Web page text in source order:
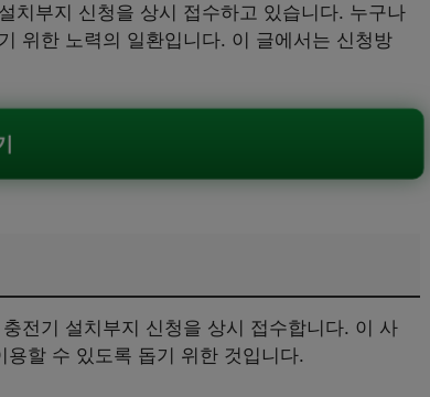
치부지 신청을 상시 접수하고 있습니다. 누구나
위한 노력의 일환입니다. 이 글에서는 신청방
전기 설치부지 신청을 상시 접수합니다. 이 사
할 수 있도록 돕기 위한 것입니다.